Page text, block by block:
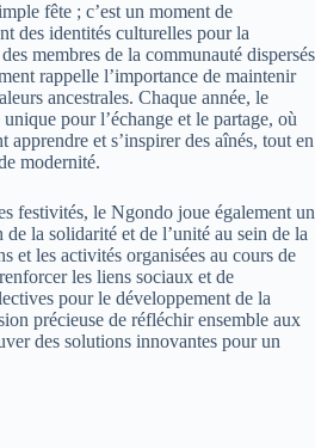
fête ; c’estun momentde
des identités culturelles pourla
des membres de la communauté dispersés
rappelle l’importance de maintenir
ancestrales. Chaque année, le
unique pourl’échange etle partage, où
apprendre ets’inspirerdes aînés, touten
modernité.
festivités, le Ngondo joue égalementun
de la solidarité etde l’unité au sein de la
etles activités organisées au cours de
renforcerles liens sociaux etde
pourle développementde la
précieuse de réfléchirensemble aux
des solutions innovantes pourun